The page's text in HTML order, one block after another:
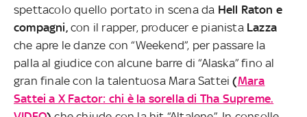
spettacolo quello portato in scena da Hell Raton e
compagni,con il rapper, producer e pianista Lazza
che apre le danze con “Weekend”, per passare la
palla al giudice con alcune barre di “Alaska” fino al
gran finale con la talentuosa Mara Sattei (Mara
Sattei a X Factor: chi è la sorella di Tha Supreme.